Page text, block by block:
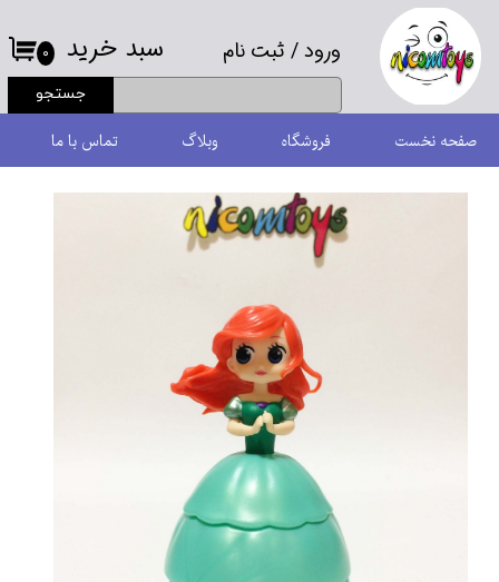
ورود/ ثبت نام
حساب کاربری من
تغییر گذر واژه
سفارشات
خروج از حساب کاربری
جستجو
۰ سبد خرید
صفحه نخست فروشگاه وبلاگ تماس با ما